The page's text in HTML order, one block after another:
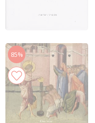
85%